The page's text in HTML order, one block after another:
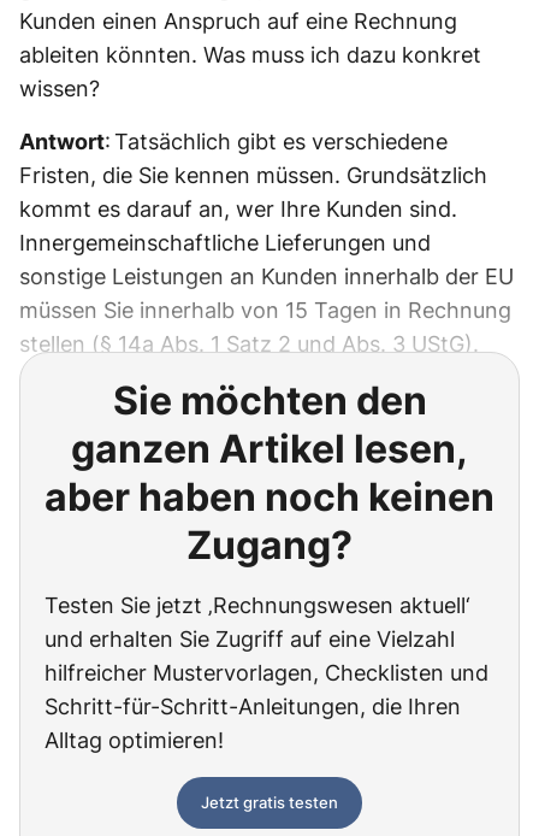
Kunden einen Anspruch auf eine Rechnung
ableiten könnten. Was muss ich dazu konkret
wissen?
Antwort: Tatsächlich gibt es verschiedene
Fristen, die Sie kennen müssen. Grundsätzlich
kommt es darauf an, wer Ihre Kunden sind.
Innergemeinschaftliche Lieferungen und
sonstige Leistungen an Kunden innerhalb der EU
müssen Sie innerhalb von 15 Tagen in Rechnung
stellen (§ 14a Abs. 1 Satz 2 und Abs. 3 UStG).
Sie möchten den
ganzen Artikel lesen,
aber haben noch keinen
Zugang?
Testen Sie jetzt ‚Rechnungswesen aktuell‘
und erhalten Sie Zugriff auf eine Vielzahl
hilfreicher Mustervorlagen, Checklisten und
Schritt-für-Schritt-Anleitungen, die Ihren
Alltag optimieren!
Jetzt gratis testen